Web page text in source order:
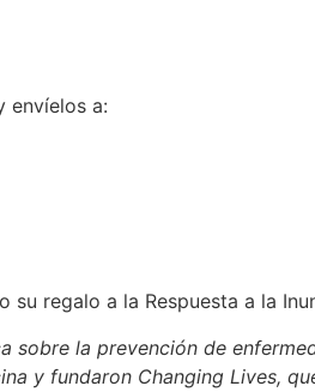
envíelos a:
regalo a la Respuesta a la
sobre la prevención de
y fundaron Changing Lives,